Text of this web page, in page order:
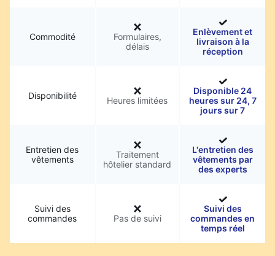
Commodité
Formulaires,
délais
Enlèvement et
livraison à la
réception
Disponibilité Heures limitées
Disponible 24
heures sur 24, 7
jours sur 7
Entretien des
vêtements
Traitement
hôtelier standard
L'entretien des
vêtements par
des experts
Suivi des
commandes
Pas de suivi
Suivi des
commandes en
temps réel